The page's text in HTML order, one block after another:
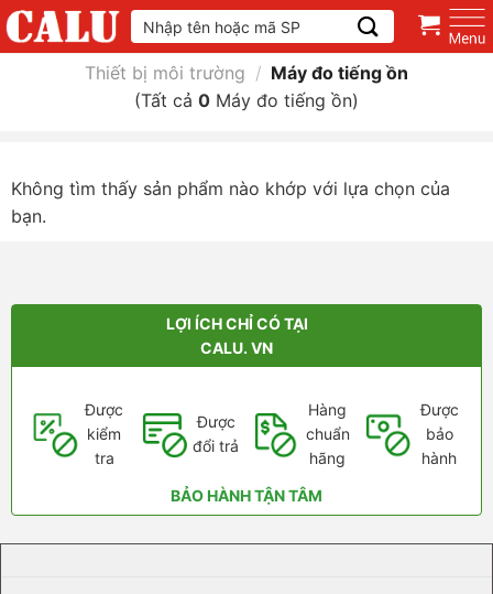
Skip
to
Tìm
kiếm:
Thiết bị môi trường / Máy đo tiếng ồn
(Tất cả 0 Máy đo tiếng ồn)
Không tìm thấy sản phẩm nào khớp với lựa chọn của
bạn.
LỢI ÍCH CHỈ CÓ TẠI
CALU. VN
Được
kiểm
tra
Được
đổi trả
Hàng
chuẩn
hãng
Được
bảo
hành
BẢO HÀNH TẬN TÂM